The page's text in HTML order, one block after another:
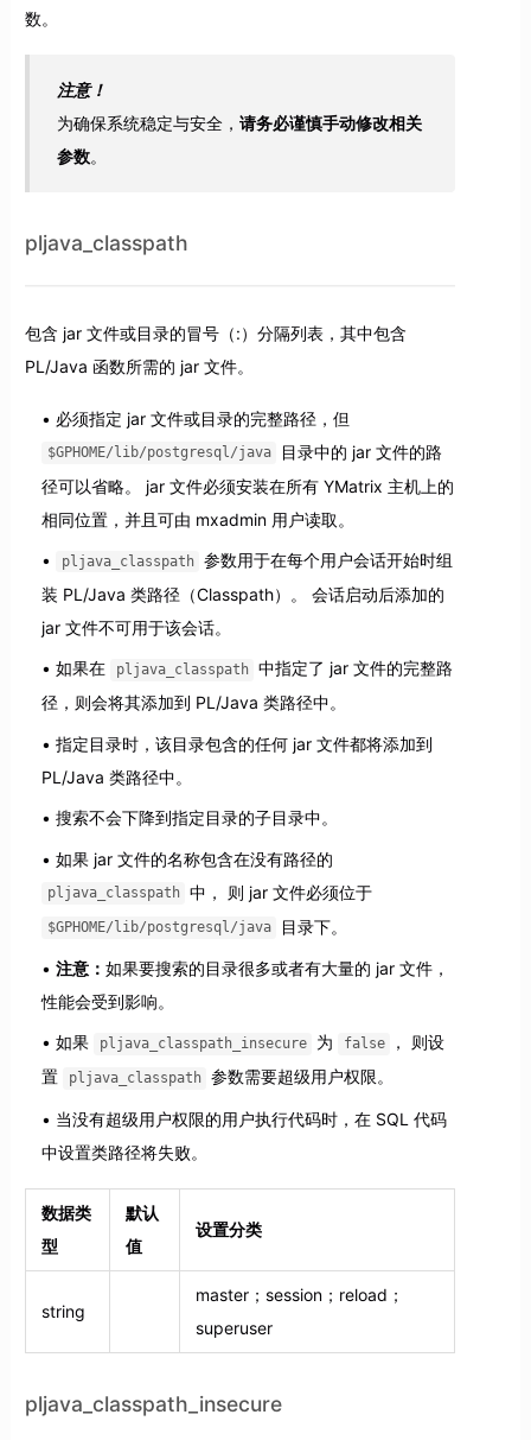
数。
注意！
为确保系统稳定与安全，请务必谨慎手动修改相关
参数。
pljava_classpath
包含 jar 文件或目录的冒号（:）分隔列表，其中包含
PL/Java 函数所需的 jar 文件。
必须指定 jar 文件或目录的完整路径，但
$GPHOME/lib/postgresql/java
目录中的 jar 文件的路
径可以省略。 jar 文件必须安装在所有 YMatrix 主机上的
相同位置，并且可由 mxadmin 用户读取。
pljava_classpath
参数用于在每个用户会话开始时组
装 PL/Java 类路径（Classpath）。 会话启动后添加的
jar 文件不可用于该会话。
如果在 pljava_classpath
中指定了 jar 文件的完整路
径，则会将其添加到 PL/Java 类路径中。
指定目录时，该目录包含的任何 jar 文件都将添加到
PL/Java 类路径中。
搜索不会下降到指定目录的子目录中。
如果 jar 文件的名称包含在没有路径的
pljava_classpath 中， 则 jar 文件必须位于
$GPHOME/lib/postgresql/java 目录下。
注意： 如果要搜索的目录很多或者有大量的 jar 文件，
性能会受到影响。
如果 pljava_classpath_insecure 为 false
， 则设
置
pljava_classpath 参数需要超级用户权限。
当没有超级用户权限的用户执行代码时，在 SQL 代码
中设置类路径将失败。
数据类
型
默认
值
设置分类
string
master；session；reload；
superuser
pljava_classpath_insecure